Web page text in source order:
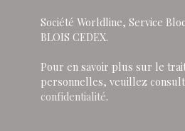
Société Worldline, Service
BLOIS CEDEX.
Pour en savoir plus sur le
personnelles, veuillez
confidentialité.